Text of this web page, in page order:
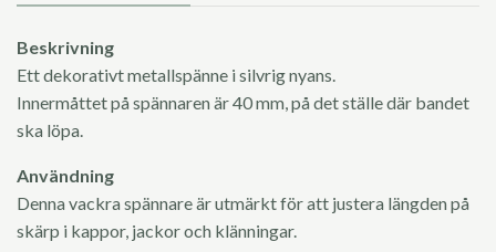
Beskrivning
Ett dekorativt metallspänne i silvrig nyans.
Innermåttet på spännaren är 40 mm, på det ställe där bandet
ska löpa.
Användning
Denna vackra spännare är utmärkt för att justera längden på
skärp i kappor, jackor och klänningar.